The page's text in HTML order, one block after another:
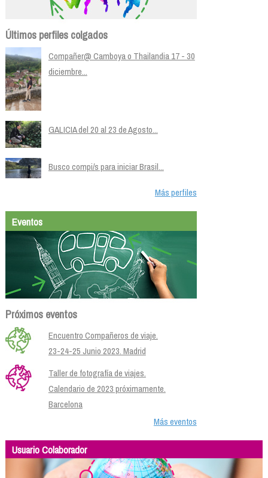
Últimos perfiles colgados
Compañer@ Camboya o Thailandia 17 - 30
diciembre...
GALICIA del 20 al 23 de Agosto...
Busco compi/s para iniciar Brasil...
Más perfiles
Eventos
Próximos eventos
Encuentro Compañeros de viaje.
23-24-25 Junio 2023. Madrid
Taller de fotografía de viajes.
Calendario de 2023 próximamente.
Barcelona
Más eventos
Usuario Colaborador